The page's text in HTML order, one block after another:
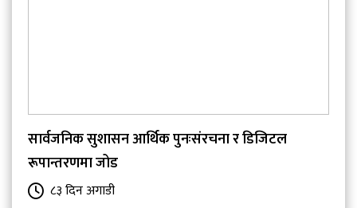
सार्वजनिक सुशासन आर्थिक पुनःसंरचना र डिजिटल
रूपान्तरणमा जोड
८३ दिन अगाडी